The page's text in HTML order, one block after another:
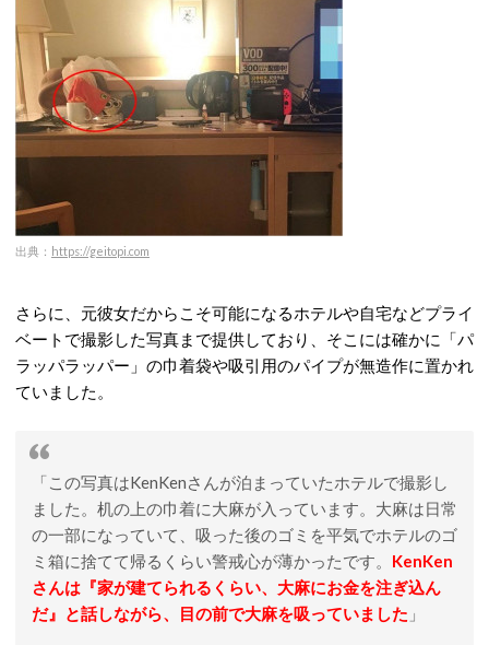
出典： https://geitopi.com
さらに、元彼女だからこそ可能になるホテルや自宅などプライ
ベートで撮影した写真まで提供しており、そこには確かに「パ
ラッパラッパー」の巾着袋や吸引用のパイプが無造作に置かれ
ていました。
「この写真はKenKenさんが泊まっていたホテルで撮影し
ました。机の上の巾着に大麻が入っています。大麻は日常
の一部になっていて、吸った後のゴミを平気でホテルのゴ
ミ箱に捨てて帰るくらい警戒心が薄かったです。 KenKen
さんは『家が建てられるくらい、大麻にお金を注ぎ込ん
だ』と話しながら、目の前で大麻を吸っていました 」